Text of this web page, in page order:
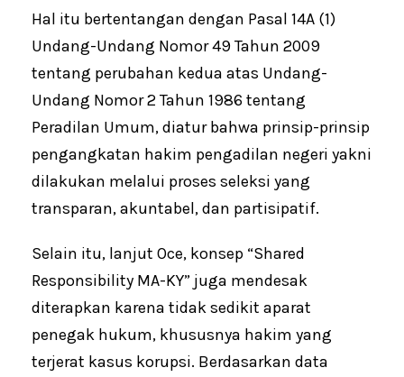
Hal itu bertentangan dengan Pasal 14A (1)
Undang-Undang Nomor 49 Tahun 2009
tentang perubahan kedua atas Undang-
Undang Nomor 2 Tahun 1986 tentang
Peradilan Umum, diatur bahwa prinsip-prinsip
pengangkatan hakim pengadilan negeri yakni
dilakukan melalui proses seleksi yang
transparan, akuntabel, dan partisipatif.
Selain itu, lanjut Oce, konsep “Shared
Responsibility MA-KY” juga mendesak
diterapkan karena tidak sedikit aparat
penegak hukum, khususnya hakim yang
terjerat kasus korupsi. Berdasarkan data